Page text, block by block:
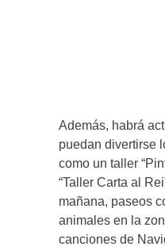
Además, habrá
puedan divertirse
como un taller
“Taller Carta al
mañana, paseos
animales en la
canciones de